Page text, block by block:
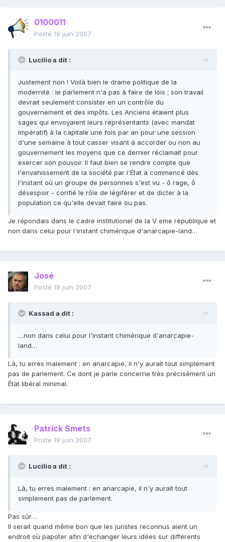
0100011
Posté 19 juin 2007
Lucilio a dit :
Justement non ! Voilà bien le drame politique de la
modernité : le parlement n'a pas à faire de lois ; son travail
devrait seulement consister en un contrôle du
gouvernement et des impôts. Les Anciens étaient plus
sages qui envoyaient leurs représentants (avec mandat
impératif) à la capitale une fois par an pour une session
d'une semaine à tout casser visant à accorder ou non au
gouvernement les moyens que ce dernier réclamait pour
exercer son pouvoir. Il faut bien se rendre compte que
l'envahissement de la société par l'État a commencé dès
l'instant où un groupe de personnes s'est vu - ô rage, ô
désespoir - confié le rôle de légiférer et de dicter à la
population ce qu'elle devait faire ou pas.
Je répondais dans le cadre institutionel de la V eme république et
non dans celui pour l'instant chimérique d'anarcapie-land…
José
Posté 19 juin 2007
Kassad a dit :
…non dans celui pour l'instant chimérique d'anarcapie-
land…
Là, tu erres malement : en anarcapie, il n'y aurait tout simplement
pas de parlement. Ce dont je parle concerne très précisément un
État libéral minimal.
Patrick Smets
Posté 19 juin 2007
Lucilio a dit :
Là, tu erres malement : en anarcapie, il n'y aurait tout
simplement pas de parlement.
Pas sûr…
Il serait quand même bon que les juristes reconnus aient un
endroit où papoter afin d'échanger leurs idées sur différents